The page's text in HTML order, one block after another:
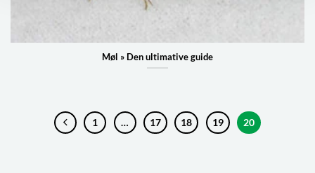
Møl » Den ultimative guide
1 … 17 18 19 20